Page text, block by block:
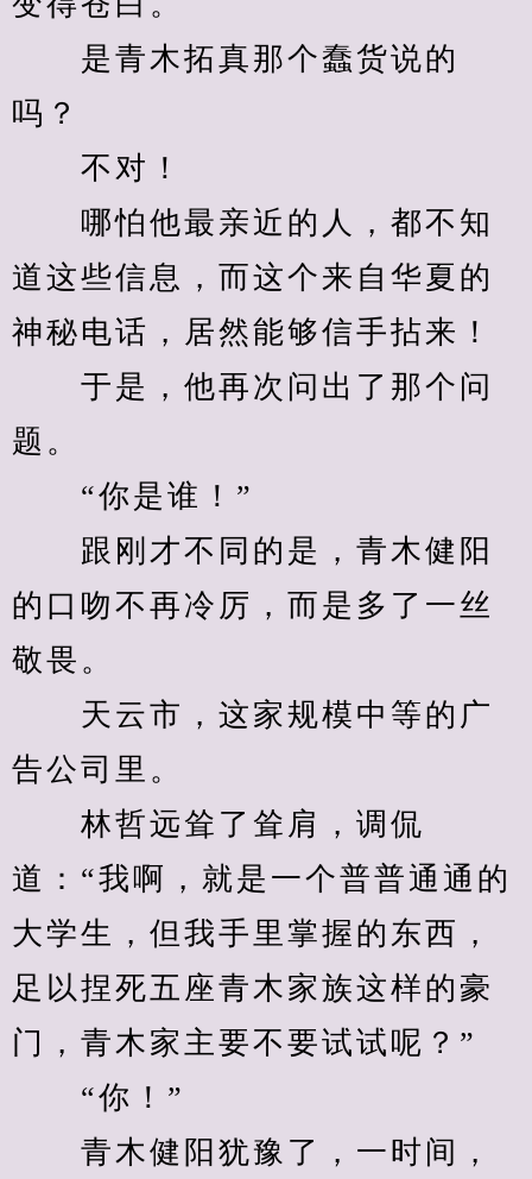
是青木拓真那个蠢货说的
吗？
不对！
哪怕他最亲近的人，都不知
道这些信息，而这个来自华夏的
神秘电话，居然能够信手拈来！
于是，他再次问出了那个问
题。
“你是谁！”
跟刚才不同的是，青木健阳
的口吻不再冷厉，而是多了一丝
敬畏。
天云市，这家规模中等的广
告公司里。
林哲远耸了耸肩，调侃
道：“我啊，就是一个普普通通的
大学生，但我手里掌握的东西，
足以捏死五座青木家族这样的豪
门，青木家主要不要试试呢？”
“你！”
青木健阳犹豫了，一时间，